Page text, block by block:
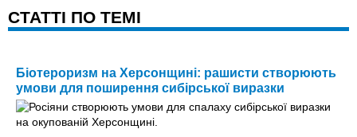
CТАТТІ ПО ТЕМІ
Біотероризм на Херсонщині: рашисти створюють
умови для поширення сибірської виразки